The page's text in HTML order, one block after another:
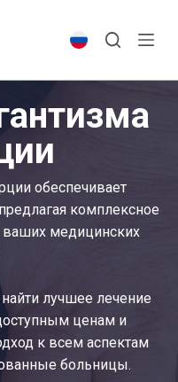
обеспечивает
комплексное
ваших медицинских
лучшее лечение
ценам и
к всем аспектам
больницы.